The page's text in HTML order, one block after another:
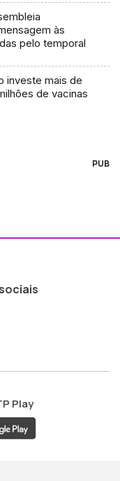
às
pelo temporal
investe mais de
de vacinas
PUB
ao
Play